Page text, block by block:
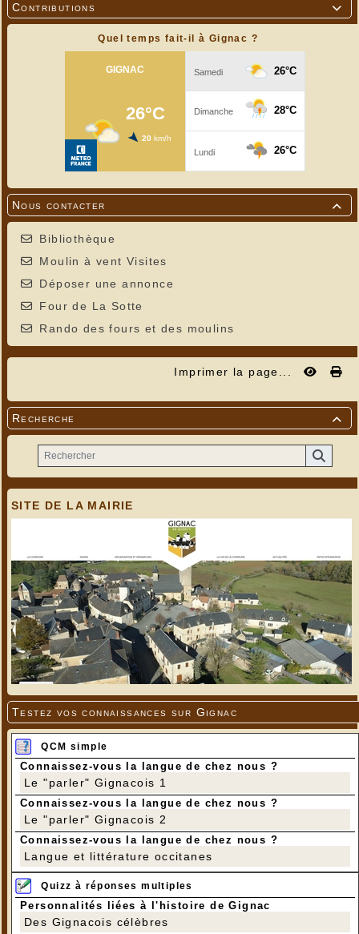

Contributions
Quel temps fait-il à Gignac ?

Nous contacter
Bibliothèque
Moulin à vent Visites
Déposer une annonce
Four de La Sotte
Rando des fours et des moulins
Imprimer la page...

Recherche
SITE DE LA MAIRIE
Testez vos connaissances sur Gignac
QCM simple
Connaissez-vous la langue de chez nous ?
Le "parler" Gignacois 1
Connaissez-vous la langue de chez nous ?
Le "parler" Gignacois 2
Connaissez-vous la langue de chez nous ?
Langue et littérature occitanes
Quizz à réponses multiples
Personnalités liées à l'histoire de Gignac
Des Gignacois célèbres